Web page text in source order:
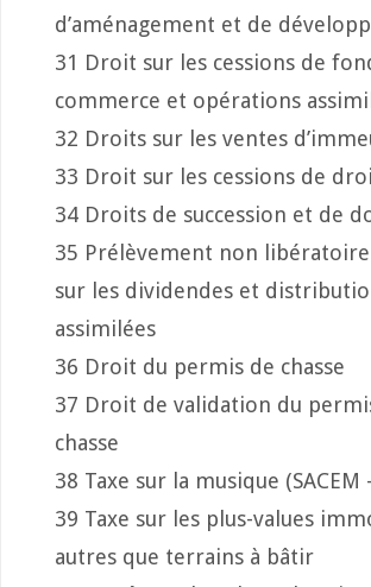
d’aménagement et de
31 Droit sur les cessions de
commerce et opérations
32 Droits sur les ventes
33 Droit sur les cessions de
34 Droits de succession et de
35 Prélèvement non
sur les dividendes et
assimilées
36 Droit du permis de chasse
37 Droit de validation du
chasse
38 Taxe sur la musique (SACEM
39 Taxe sur les plus-values
autres que terrains à bâtir